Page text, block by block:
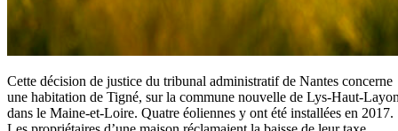
Cette décision de justice du tribunal administratif de Nantes concerne
une habitation de Tigné, sur la commune nouvelle de Lys-Haut-
dans le Maine-et-Loire. Quatre éoliennes y ont été installées en 2017.